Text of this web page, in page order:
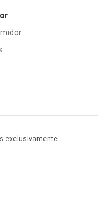
exclusivamente